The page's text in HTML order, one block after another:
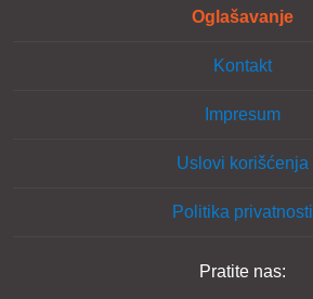
Oglašavanje
Kontakt
Impresum
Uslovi korišćenja
Politika privatnosti
Pratite nas: